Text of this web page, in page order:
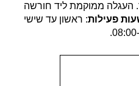
העגלה ממוקמת ליד חורשה
פעילות: ראשון עד שישי